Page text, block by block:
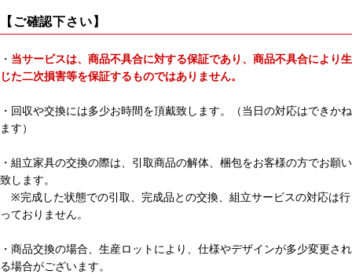
【ご確認下さい】
・ 当サービスは、商品不具合に対する保証であり、商品不具合により生
じた二次損害等を保証するものではありません。
・回収や交換には多少お時間を頂戴致します。（当日の対応はできかね
ます）
・組立家具の交換の際は、引取商品の解体、梱包をお客様の方でお願い
致します。
※完成した状態での引取、完成品との交換、組立サービスの対応は行
っておりません。
・商品交換の場合、生産ロットにより、仕様やデザインが多少変更され
る場合がございます。